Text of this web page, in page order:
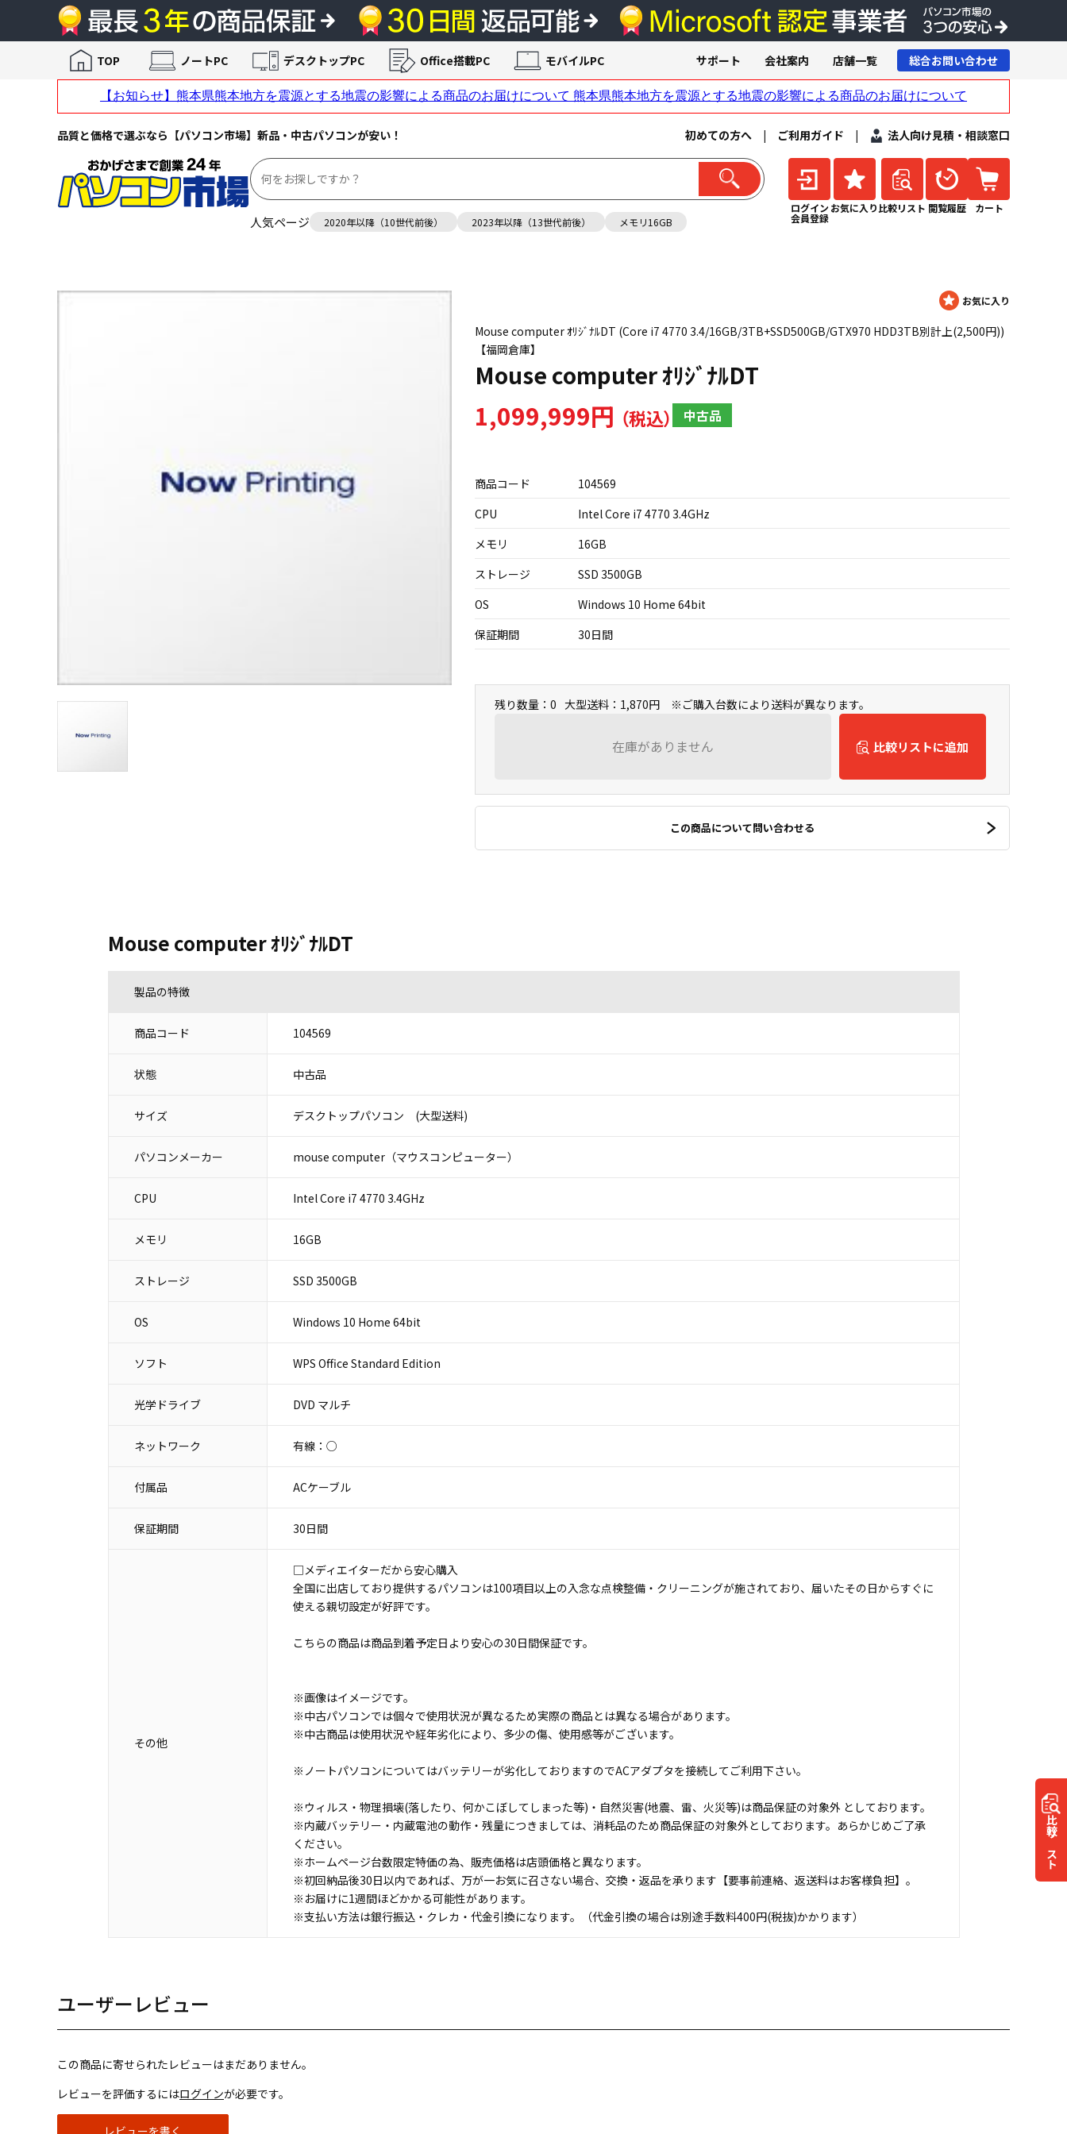
品質と価格で選ぶなら【パソコン市場】新品・中古パソコンが安い！ 初めての方へ | ご利用ガイド | 法人向け見積・相談窓口
人気ページ 2020年以降（10世代前後） 2023年以降（13世代前後） メモリ16GB
ログイン
会員登録
お気に入り 比較リスト 閲覧履歴 カート
TOP ノートPC デスクトップPC Office搭載PC モバイルPC サポート 会社案内 店舗一覧 総合お問い合わせ
Mouse computer ｵﾘｼﾞﾅﾙDT (Core i7 4770 3.4/16GB/3TB+SSD500GB/GTX970 HDD3TB別計上(2,500円))
【福岡倉庫】
Mouse computer ｵﾘｼﾞﾅﾙDT
1,099,999円 中古品
商品コード
104569
CPU
Intel Core i7 4770 3.4GHz
メモリ
16GB
ストレージ
SSD 3500GB
OS
Windows 10 Home 64bit
保証期間
30日間
残り数量：0 大型送料：1,870円 ※ご購入台数により送料が異なります。
在庫がありません 比較リストに追加
この商品について問い合わせる
比較
リスト
Mouse computer ｵﾘｼﾞﾅﾙDT
製品の特徴
商品コード 104569
状態 中古品
サイズ デスクトップパソコン (大型送料)
パソコンメーカー mouse computer（マウスコンピューター）
CPU Intel Core i7 4770 3.4GHz
メモリ 16GB
ストレージ SSD 3500GB
OS Windows 10 Home 64bit
ソフト WPS Office Standard Edition
光学ドライブ DVD マルチ
ネットワーク 有線：○
付属品 ACケーブル
保証期間 30日間
その他
□メディエイターだから安心購入
全国に出店しており提供するパソコンは100項目以上の入念な点検整備・クリーニングが施されており、届いたその日からすぐに
使える親切設定が好評です。
こちらの商品は商品到着予定日より安心の30日間保証です。
※画像はイメージです。
※中古パソコンでは個々で使用状況が異なるため実際の商品とは異なる場合があります。
※中古商品は使用状況や経年劣化により、多少の傷、使用感等がございます。
※ノートパソコンについてはバッテリーが劣化しておりますのでACアダプタを接続してご利用下さい。
※ウィルス・物理損壊(落したり、何かこぼしてしまった等)・自然災害(地震、雷、火災等)は商品保証の対象外 としております。
※内蔵バッテリー・内蔵電池の動作・残量につきましては、消耗品のため商品保証の対象外としております。あらかじめご了承
ください。
※ホームページ台数限定特価の為、販売価格は店頭価格と異なります。
※初回納品後30日以内であれば、万が一お気に召さない場合、交換・返品を承ります【要事前連絡、返送料はお客様負担】。
※お届けに1週間ほどかかる可能性があります。
※支払い方法は銀行振込・クレカ・代金引換になります。（代金引換の場合は別途手数料400円(税抜)かかります）
ユーザーレビュー
この商品に寄せられたレビューはまだありません。
レビューを評価するにはログインが必要です。
レビューを書く